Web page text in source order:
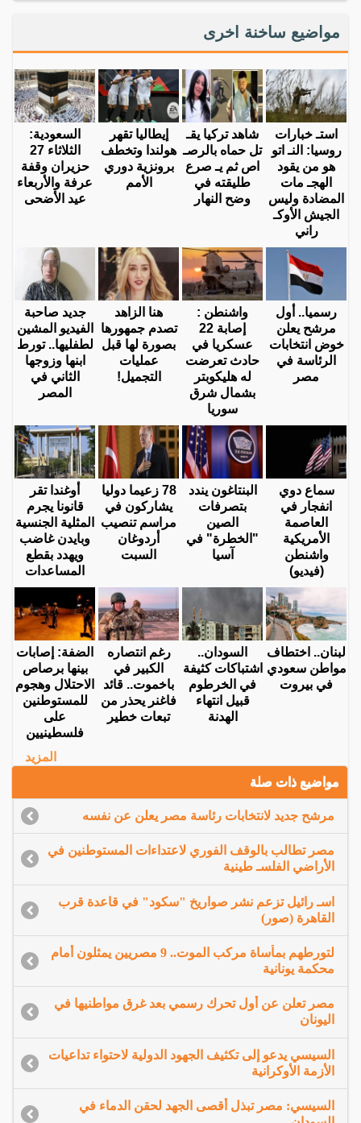
مواضيع ساخنة اخرى
استـ خبارات
روسيا: النـ اتو
هو من يقود
الهجـ مات
المضادة وليس
الجيش الأوكـ
راني
شاهد تركيا يقـ
تل حماه بالرصـ
اص ثم يـ صرع
طليقته في
وضح النهار
إيطاليا تقهر
هولندا وتخطف
برونزية دوري
الأمم
السعودية:
الثلاثاء 27
حزيران وقفة
عرفة والأربعاء
عيد الأضحى
رسميا.. أول
مرشح يعلن
خوض انتخابات
الرئاسة في
مصر
واشنطن :
إصابة 22
عسكريا في
حادث تعرضت
له هليكوبتر
بشمال شرق
سوريا
هنا الزاهد
تصدم جمهورها
بصورة لها قبل
عمليات
التجميل!
جديد صاحبة
الفيديو المشين
لطفليها.. تورط
ابنها وزوجها
الثاني في
المصر
سماع دوي
انفجار في
العاصمة
الأمريكية
واشنطن
(فيديو)
البنتاغون يندد
بتصرفات
الصين
"الخطرة" في
آسيا
78 زعيما دوليا
يشاركون في
مراسم تنصيب
أردوغان
السبت
أوغندا تقر
قانونا يجرم
المثلية الجنسية
وبايدن غاضب
ويهدد بقطع
المساعدات
لبنان.. اختطاف
مواطن سعودي
في بيروت
السودان..
اشتباكات كثيفة
في الخرطوم
قبيل انتهاء
الهدنة
رغم انتصاره
الكبير في
باخموت.. قائد
فاغنر يحذر من
تبعات خطير
الضفة: إصابات
بينها برصاص
الاحتلال وهجوم
للمستوطنين
على
فلسطينيين
المزيد
مواضيع ذات صلة
مرشح جديد لانتخابات رئاسة مصر يعلن عن نفسه
مصر تطالب بالوقف الفوري لاعتداءات المستوطنين في
الأراضي الفلسـ طينية
اسـ رائيل تزعم نشر صواريخ "سكود" في قاعدة قرب
القاهرة (صور)
لتورطهم بمأساة مركب الموت.. 9 مصريين يمثلون أمام
محكمة يونانية
مصر تعلن عن أول تحرك رسمي بعد غرق مواطنيها في
اليونان
السيسي يدعو إلى تكثيف الجهود الدولية لاحتواء تداعيات
الأزمة الأوكرانية
السيسي: مصر تبذل أقصى الجهد لحقن الدماء في